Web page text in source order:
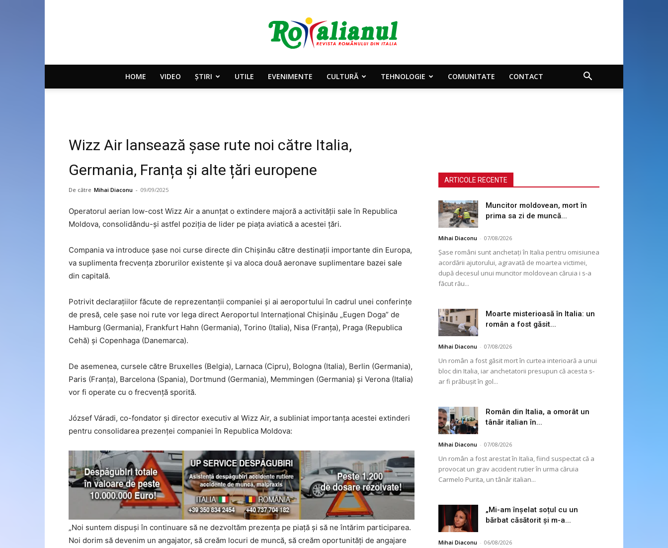
Rotalianul
–
Revista
HOME VIDEO ȘTIRI UTILE EVENIMENTE CULTURĂ TEHNOLOGIE COMUNITATE CONTACT
Wizz Air lansează șase rute noi către Italia,
Germania, Franța și alte țări europene
De către Mihai Diaconu - 09/09/2025
Operatorul aerian low-cost Wizz Air a anunțat o extindere majoră a activității sale în Republica
Moldova, consolidându-și astfel poziția de lider pe piața aviatică a acestei țări.
Compania va introduce șase noi curse directe din Chișinău către destinații importante din Europa,
va suplimenta frecvența zborurilor existente și va aloca două aeronave suplimentare bazei sale
din capitală.
Potrivit declarațiilor făcute de reprezentanții companiei și ai aeroportului în cadrul unei conferințe
de presă, cele șase noi rute vor lega direct Aeroportul Internațional Chișinău „Eugen Doga” de
Hamburg (Germania), Frankfurt Hahn (Germania), Torino (Italia), Nisa (Franța), Praga (Republica
Cehă) și Copenhaga (Danemarca).
De asemenea, cursele către Bruxelles (Belgia), Larnaca (Cipru), Bologna (Italia), Berlin (Germania),
Paris (Franța), Barcelona (Spania), Dortmund (Germania), Memmingen (Germania) și Verona (Italia)
vor fi operate cu o frecvență sporită.
József Váradi, co-fondator și director executiv al Wizz Air, a subliniat importanța acestei extinderi
pentru consolidarea prezenței companiei în Republica Moldova:
„Noi suntem dispuși în continuare să ne dezvoltăm prezența pe piață și să ne întărim participarea.
Noi dorim să devenim un angajator, să creăm locuri de muncă, să creăm oportunități de angajare
ARTICOLE RECENTE
Muncitor moldovean, mort în
prima sa zi de muncă...
Mihai Diaconu - 07/08/2026
Șase români sunt anchetați în Italia pentru omisiunea
acordării ajutorului, agravată de moartea victimei,
după decesul unui muncitor moldovean căruia i s-a
făcut rău...
Moarte misterioasă în Italia: un
român a fost găsit...
Mihai Diaconu - 07/08/2026
Un român a fost găsit mort în curtea interioară a unui
bloc din Italia, iar anchetatorii presupun că acesta s-
ar fi prăbușit în gol...
Român din Italia, a omorât un
tânăr italian în...
Mihai Diaconu - 07/08/2026
Un român a fost arestat în Italia, fiind suspectat că a
provocat un grav accident rutier în urma căruia
Carmelo Purita, un tânăr italian...
„Mi-am înșelat soțul cu un
bărbat căsătorit și m-a...
Mihai Diaconu - 06/08/2026